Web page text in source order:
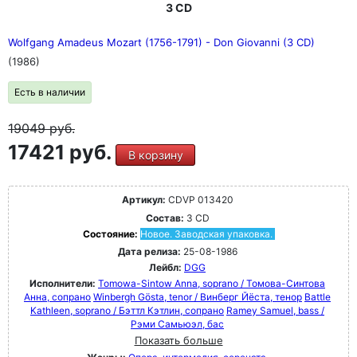
3 CD
Wolfgang Amadeus Mozart (1756-1791) - Don Giovanni (3 CD)
(1986)
Есть в наличии
19049руб.
17421 руб. В корзину
Артикул: CDVP 013420
Состав: 3 CD
Состояние: Новое. Заводская упаковка.
Дата релиза: 25-08-1986
Лейбл: DGG
Исполнители: Tomowa-Sintow Anna, soprano / Томова-Синтова
Анна, сопрано Winbergh Gösta, tenor / Винберг Йёста, тенор Battle
Kathleen, soprano / Бэттл Кэтлин, сопрано Ramey Samuel, bass /
Рэми Самьюэл, бас
Показать больше